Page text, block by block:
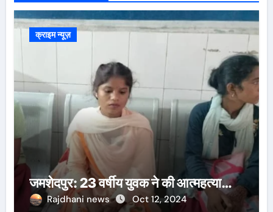
क्राइम न्यूज़
जमशेदपुर: 23 वर्षीय युवक ने की आत्महत्या…
Rajdhani news Oct 12, 2024